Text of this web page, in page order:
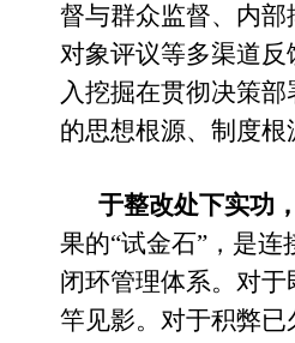
督与群众监督、内
对象评议等多渠道
入挖掘在贯彻决策
的思想根源、制度
于整改处下实功
果的“试金石”，是
闭环管理体系。对
竿见影。对于积弊